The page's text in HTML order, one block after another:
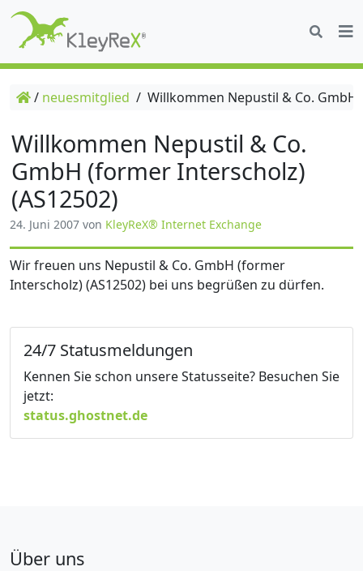
/ neuesmitglied / Willkommen Nepustil & Co.
Willkommen Nepustil & Co.
GmbH (former Interscholz)
(AS12502)
24. Juni 2007 von KleyReX® Internet Exchange
Wir freuen uns Nepustil & Co. GmbH (former
Interscholz) (AS12502) bei uns begrüßen zu dürfen.
24/7 Statusmeldungen
Kennen Sie schon unsere Statusseite? Besuchen Sie
jetzt:
status.ghostnet.de
Über uns